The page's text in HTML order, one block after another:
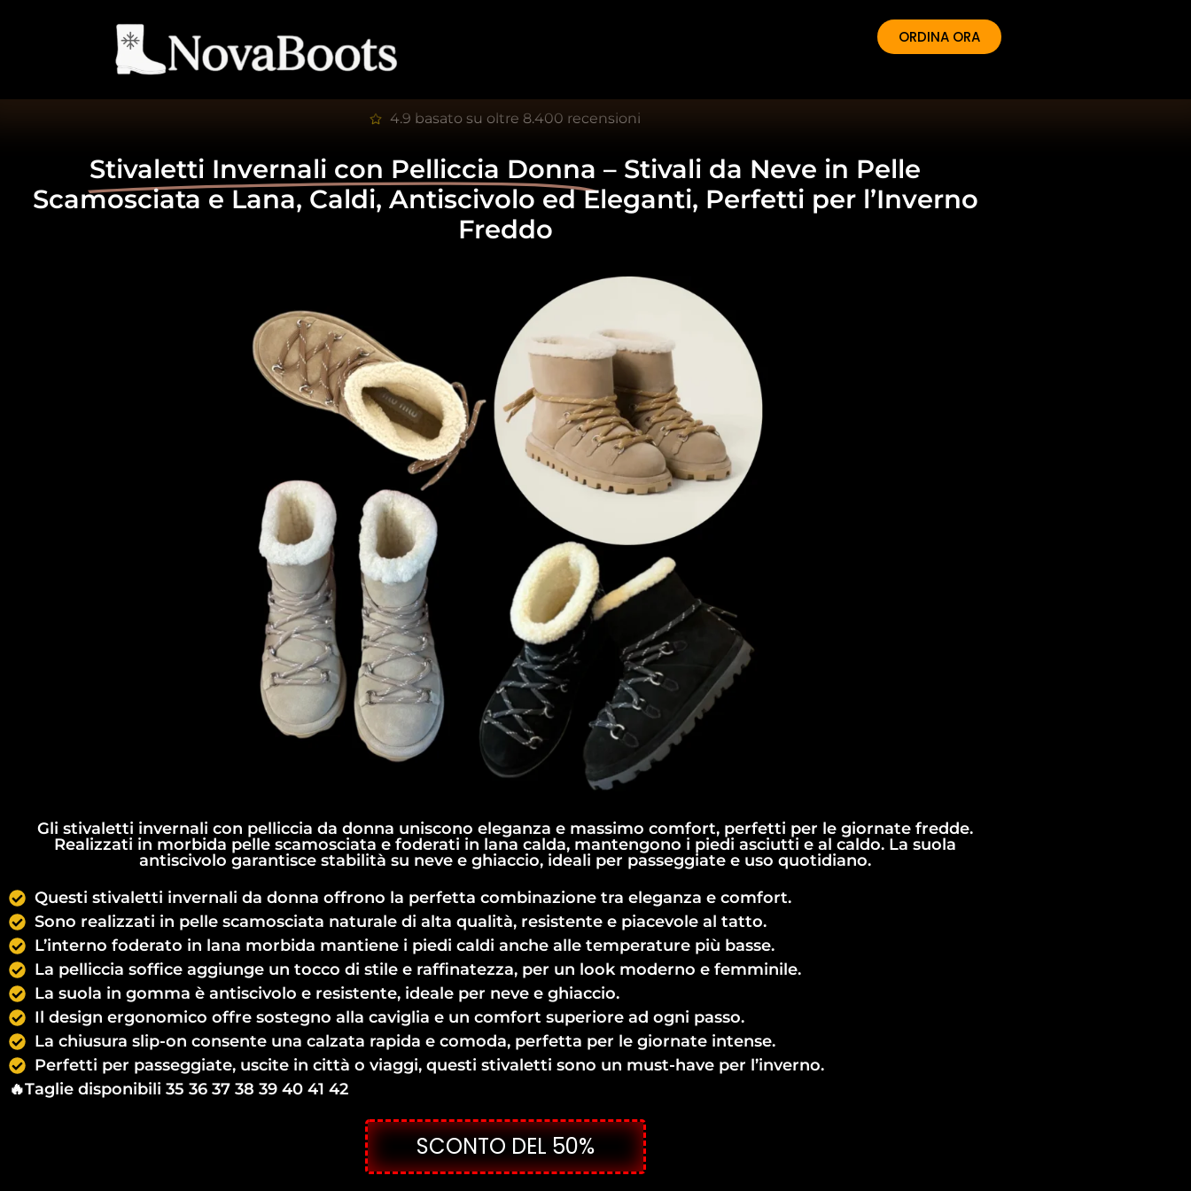
ORDINA ORA
4.9 basato su oltre 8.400 recensioni
Stivaletti Invernali con Pelliccia Donna – Stivali da Neve in Pelle
Scamosciata e Lana, Caldi, Antiscivolo ed Eleganti, Perfetti per l’Inverno
Freddo
Gli stivaletti invernali con pelliccia da donna uniscono eleganza e massimo comfort, perfetti per le giornate fredde.
Realizzati in morbida pelle scamosciata e foderati in lana calda, mantengono i piedi asciutti e al caldo. La suola
antiscivolo garantisce stabilità su neve e ghiaccio, ideali per passeggiate e uso quotidiano.
Questi stivaletti invernali da donna offrono la perfetta combinazione tra eleganza e comfort.
Sono realizzati in pelle scamosciata naturale di alta qualità, resistente e piacevole al tatto.
L’interno foderato in lana morbida mantiene i piedi caldi anche alle temperature più basse.
La pelliccia soffice aggiunge un tocco di stile e raffinatezza, per un look moderno e femminile.
La suola in gomma è antiscivolo e resistente, ideale per neve e ghiaccio.
Il design ergonomico offre sostegno alla caviglia e un comfort superiore ad ogni passo.
La chiusura slip-on consente una calzata rapida e comoda, perfetta per le giornate intense.
Perfetti per passeggiate, uscite in città o viaggi, questi stivaletti sono un must-have per l’inverno.
🔥Taglie disponibili 35 36 37 38 39 40 41 42
SCONTO DEL 50%